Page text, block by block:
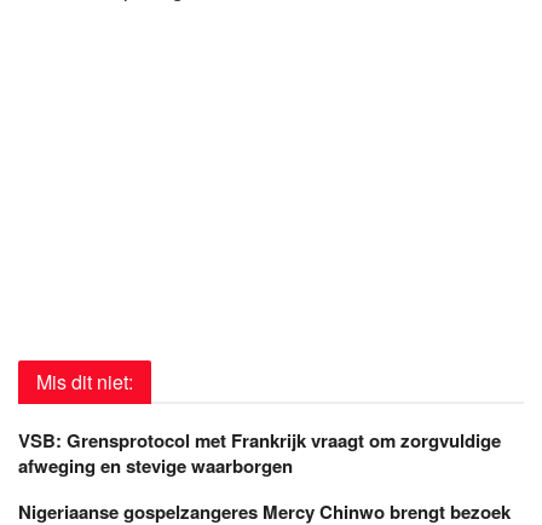
Mis dit niet:
VSB: Grensprotocol met Frankrijk vraagt om zorgvuldige
afweging en stevige waarborgen
Nigeriaanse gospelzangeres Mercy Chinwo brengt bezoek